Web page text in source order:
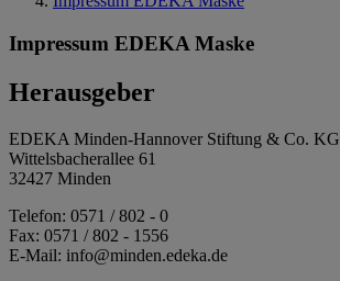
Impressum EDEKA Maske
Herausgeber
EDEKA Minden-Hannover Stiftung & Co. KG
Wittelsbacherallee 61
32427 Minden
Telefon: 0571 / 802 - 0
Fax: 0571 / 802 - 1556
E-Mail: info@minden.edeka.de